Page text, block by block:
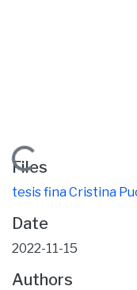
Loading...
Files
tesis fina Cristina
Date
2022-11-15
Authors